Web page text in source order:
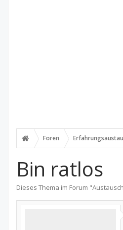
Foren
Bin ratlos
Dieses Thema im Forum "